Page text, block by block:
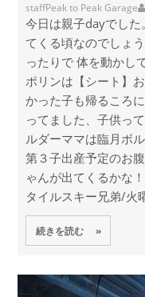
staffPeak to Peak Garage
今日は親子dayでした
てくる頃なのでしょ
ったりで 体を動かし
ポリンは【シート】
かった子も帰るころ
ってました、子供っ
ルダーママは臨月ボ
第３子出産予定のお
ゃんが出てくるかな
タイルスキー兄弟/火
続きを読む »